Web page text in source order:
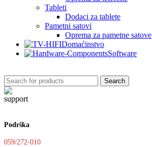
Tableti
Dodaci za tablete
Pametni satovi
Oprema za pametne satove
Domaćinstvo
Software
Search
Podrška
059/272-010